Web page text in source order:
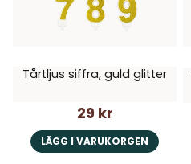
Tårtljus siffra, guld glitter
29 kr
LÄGG I VARUKORGEN